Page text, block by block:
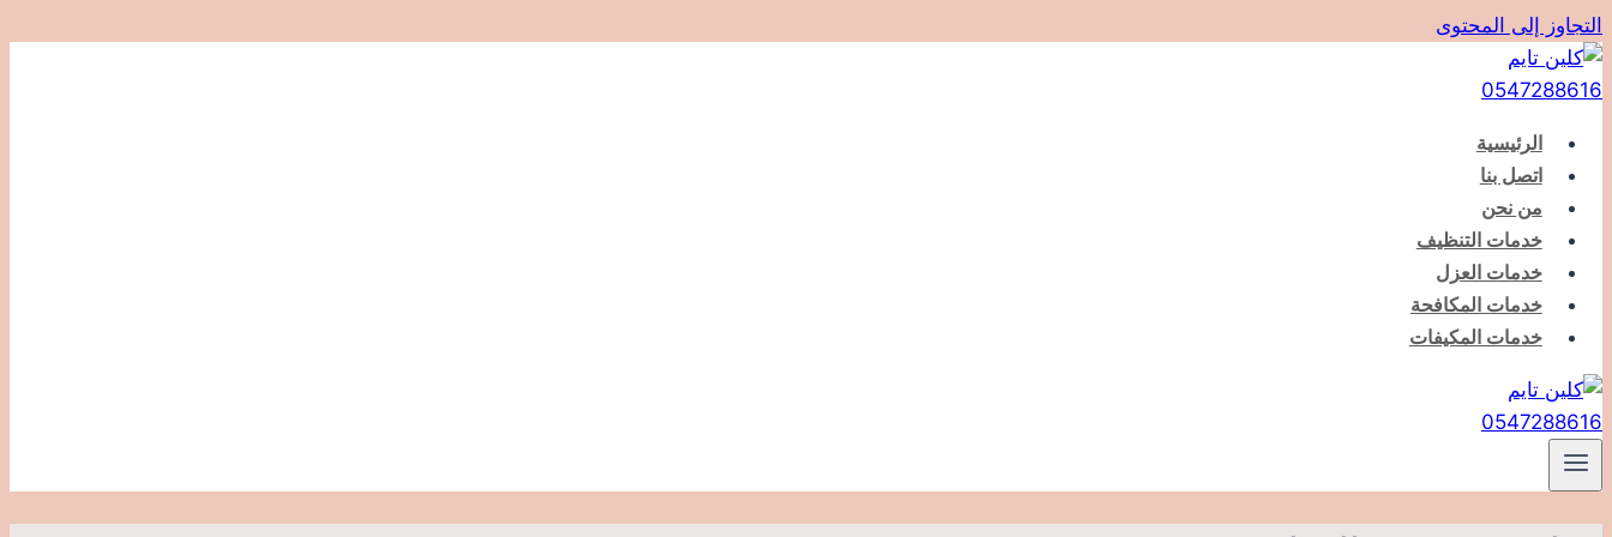
التجاوز إلى المحتوى
الرئيسية
اتصل بنا
من نحن
خدمات التنظيف
خدمات العزل
خدمات المكافحة
خدمات المكيفات